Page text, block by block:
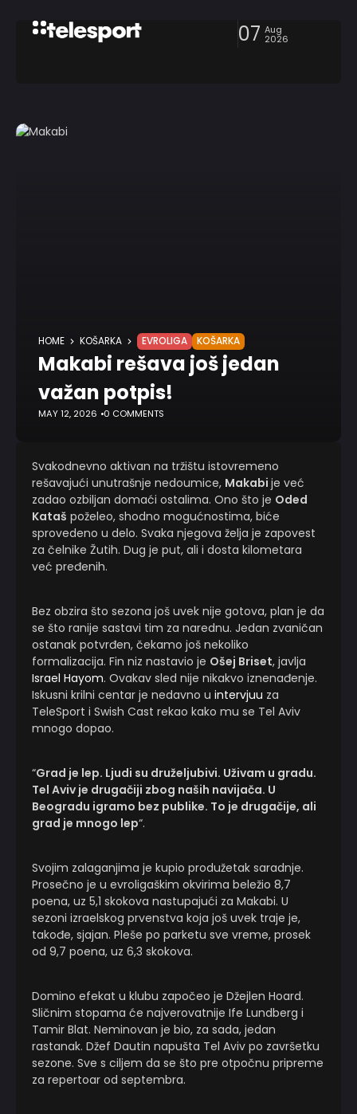
07 Aug
2026
HOME KOŠARKA EVROLIGA KOŠARKA
Makabi rešava još jedan
važan potpis!
MAY 12, 2026 0 COMMENTS
Svakodnevno aktivan na tržištu istovremeno
rešavajući unutrašnje nedoumice, Makabi je već
zadao ozbiljan domaći ostalima. Ono što je Oded
Kataš poželeo, shodno mogućnostima, biće
sprovedeno u delo. Svaka njegova želja je zapovest
za čelnike Žutih. Dug je put, ali i dosta kilometara
već pređenih.
Bez obzira što sezona još uvek nije gotova, plan je da
se što ranije sastavi tim za narednu. Jedan zvaničan
ostanak potvrđen, čekamo još nekoliko
formalizacija. Fin niz nastavio je Ošej Briset, javlja
Israel Hayom. Ovakav sled nije nikakvo iznenađenje.
Iskusni krilni centar je nedavno u intervjuu za
TeleSport i Swish Cast rekao kako mu se Tel Aviv
mnogo dopao.
“Grad je lep. Ljudi su druželjubivi. Uživam u gradu.
Tel Aviv je drugačiji zbog naših navijača. U
Beogradu igramo bez publike. To je drugačije, ali
grad je mnogo lep“.
Svojim zalaganjima je kupio produžetak saradnje.
Prosečno je u evroligaškim okvirima beležio 8,7
poena, uz 5,1 skokova nastupajući za Makabi. U
sezoni izraelskog prvenstva koja još uvek traje je,
takođe, sjajan. Pleše po parketu sve vreme, prosek
od 9,7 poena, uz 6,3 skokova.
Domino efekat u klubu započeo je Džejlen Hoard.
Sličnim stopama će najverovatnije Ife Lundberg i
Tamir Blat. Neminovan je bio, za sada, jedan
rastanak. Džef Dautin napušta Tel Aviv po završetku
sezone. Sve s ciljem da se što pre otpočnu pripreme
za repertoar od septembra.